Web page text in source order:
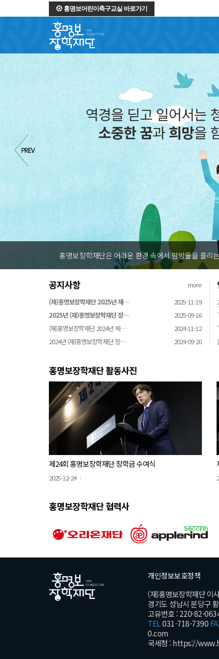
홍명보어린이축구교실 바로가기
역경을 딛고 일어서는
소중한 꿈과희망을
홍명보장학재단은 어려운 환경 속에서 땀방울을 흘리
공지사항
more
(재)홍명보장학재단 2025년 제…
2025-11-19
2025년 (재)홍명보장학재단 장…
2025-09-16
(재)홍명보장학재단 2024년 제…
2024-11-12
2024년 (재)홍명보장학재단 장…
2024-09-20
홍명보장학재단 활동사진
제24회 홍명보장학재단 장학금 수여식
2025-12-24
홍명보장학재단 협력사
개인정보보호정책
(재)홍명보장학재단 이
경기도 성남시 분당구
고유번호 : 220-82-
TEL031-718-7390
0.com
국세청 : https://